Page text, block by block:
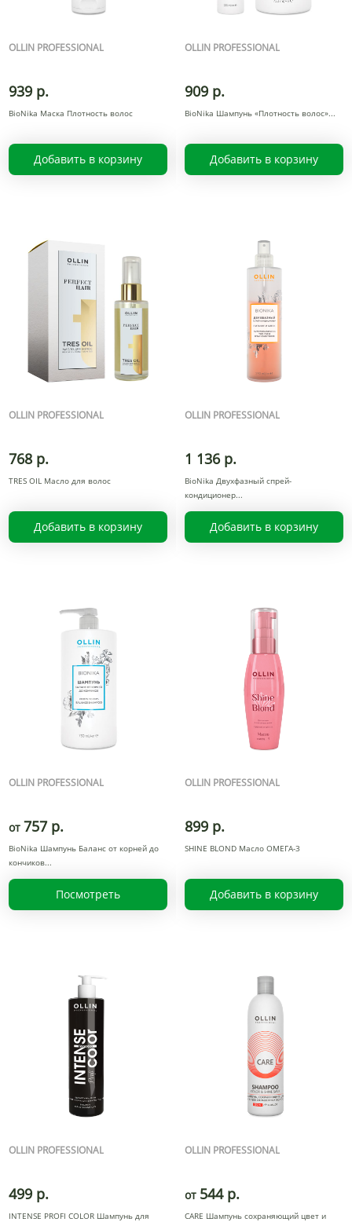
OLLIN PROFESSIONAL
939 р.
BioNika Маска Плотность волос
Добавить в корзину
OLLIN PROFESSIONAL
909 р.
BioNika Шампунь «Плотность волос»
Добавить в корзину
OLLIN PROFESSIONAL
768 р.
TRES OIL Масло для волос
Добавить в корзину
OLLIN PROFESSIONAL
1 136 р.
BioNika Двухфазный спрей-
кондиционер
Добавить в корзину
OLLIN PROFESSIONAL
от 757 р.
BioNika Шампунь Баланс от корней до
кончиков
Посмотреть
OLLIN PROFESSIONAL
899 р.
SHINE BLOND Масло ОМЕГА-3
Добавить в корзину
OLLIN PROFESSIONAL
499 р.
INTENSE PROFI COLOR Шампунь для
OLLIN PROFESSIONAL
от 544 р.
CARE Шампунь сохраняющий цвет и